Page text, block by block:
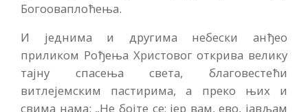
Богооваплоћења.
И једнима и другима небески анђео
приликом Рођења Христовог открива велику
тајну спасења света, благовестећи
витлејемским пастирима, а преко њих и
свима нама: „Не бојте се; јер вам, ево, јављам